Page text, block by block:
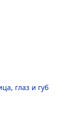
глаз и губ